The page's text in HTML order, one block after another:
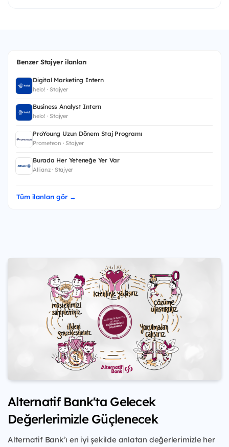
Benzer Stajyer ilanları
Digital Marketing Intern
helo! · Stajyer
Business Analyst Intern
helo! · Stajyer
ProYoung Uzun Dönem Staj Programı
Prometeon · Stajyer
Burada Her Yeteneğe Yer Var
Allianz · Stajyer
Tüm ilanları gör →
Alternatif Bank'ta Gelecek
Değerlerimizle Güçlenecek
Alternatif Bank’ı en iyi şekilde anlatan değerlerimizle her